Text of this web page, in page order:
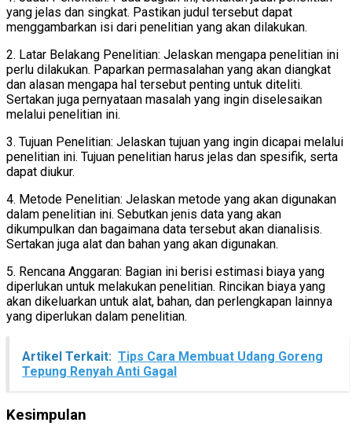
yang jelas dan singkat. Pastikan judul tersebut dapat
menggambarkan isi dari penelitian yang akan dilakukan.
2. Latar Belakang Penelitian: Jelaskan mengapa penelitian ini
perlu dilakukan. Paparkan permasalahan yang akan diangkat
dan alasan mengapa hal tersebut penting untuk diteliti.
Sertakan juga pernyataan masalah yang ingin diselesaikan
melalui penelitian ini.
3. Tujuan Penelitian: Jelaskan tujuan yang ingin dicapai melalui
penelitian ini. Tujuan penelitian harus jelas dan spesifik, serta
dapat diukur.
4. Metode Penelitian: Jelaskan metode yang akan digunakan
dalam penelitian ini. Sebutkan jenis data yang akan
dikumpulkan dan bagaimana data tersebut akan dianalisis.
Sertakan juga alat dan bahan yang akan digunakan.
5. Rencana Anggaran: Bagian ini berisi estimasi biaya yang
diperlukan untuk melakukan penelitian. Rincikan biaya yang
akan dikeluarkan untuk alat, bahan, dan perlengkapan lainnya
yang diperlukan dalam penelitian.
Artikel Terkait: Tips Cara Membuat Udang Goreng
Tepung Renyah Anti Gagal
Kesimpulan